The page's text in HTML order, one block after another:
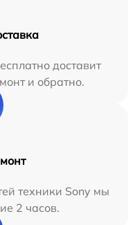
доставит
и обратно.
техники Sony мы
2 часов.